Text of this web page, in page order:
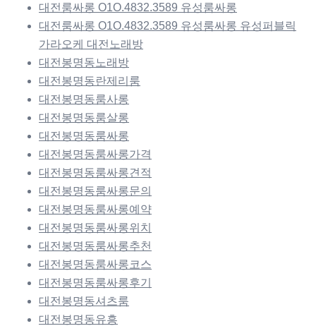
대전룸싸롱 O1O.4832.3589 유성룸싸롱
대전룸싸롱 O1O.4832.3589 유성룸싸롱 유성퍼블릭
가라오케 대전노래방
대전봉명동노래방
대전봉명동란제리룸
대전봉명동룸사롱
대전봉명동룸살롱
대전봉명동룸싸롱
대전봉명동룸싸롱가격
대전봉명동룸싸롱견적
대전봉명동룸싸롱문의
대전봉명동룸싸롱예약
대전봉명동룸싸롱위치
대전봉명동룸싸롱추천
대전봉명동룸싸롱코스
대전봉명동룸싸롱후기
대전봉명동셔츠룸
대전봉명동유흥